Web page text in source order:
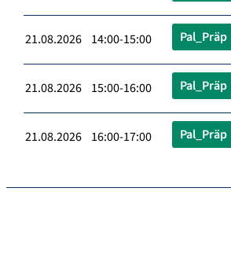
21.08.2026 14:00-15:00 Pal_Präp
21.08.2026 15:00-16:00 Pal_Präp
21.08.2026 16:00-17:00 Pal_Präp